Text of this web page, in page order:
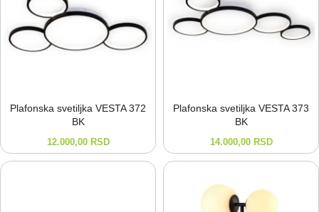
Plafonska svetiljka VESTA 372
BK
12.000,00 RSD
Plafonska svetiljka VESTA 373
BK
14.000,00 RSD